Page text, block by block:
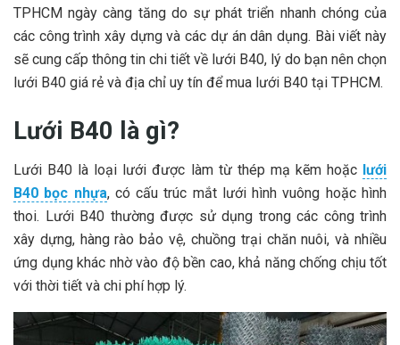
TPHCM ngày càng tăng do sự phát triển nhanh chóng của
các công trình xây dựng và các dự án dân dụng. Bài viết này
sẽ cung cấp thông tin chi tiết về lưới B40, lý do bạn nên chọn
lưới B40 giá rẻ và địa chỉ uy tín để mua lưới B40 tại TPHCM.
Lưới B40 là gì?
Lưới B40 là loại lưới được làm từ thép mạ kẽm hoặc lưới
B40 bọc nhựa, có cấu trúc mắt lưới hình vuông hoặc hình
thoi. Lưới B40 thường được sử dụng trong các công trình
xây dựng, hàng rào bảo vệ, chuồng trại chăn nuôi, và nhiều
ứng dụng khác nhờ vào độ bền cao, khả năng chống chịu tốt
với thời tiết và chi phí hợp lý.